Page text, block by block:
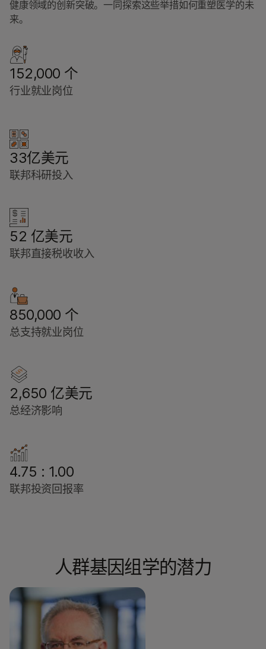
健康领域的创新突破。一同探索这些举措如何重塑医学的未
来。
152,000 个
行业就业岗位
33亿美元
联邦科研投入
52 亿美元
联邦直接税收收入
850,000 个
总支持就业岗位
2,650 亿美元
总经济影响
4.75 : 1.00
联邦投资回报率
人群基因组学的潜力